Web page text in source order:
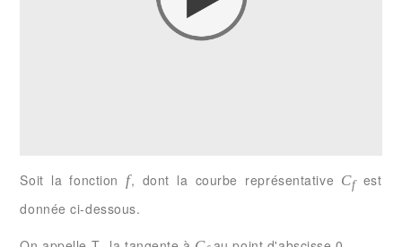
Soit la fonction f, dont la courbe représentative Cfest
donnée ci-dessous.